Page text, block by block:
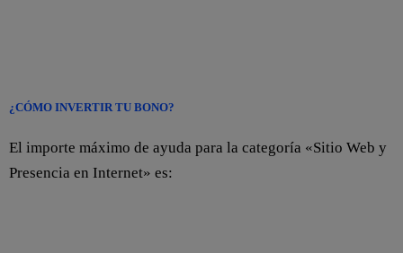
¿CÓMO INVERTIR TU BONO?
El importe máximo de ayuda para la categoría «Sitio Web y
Presencia en Internet» es: